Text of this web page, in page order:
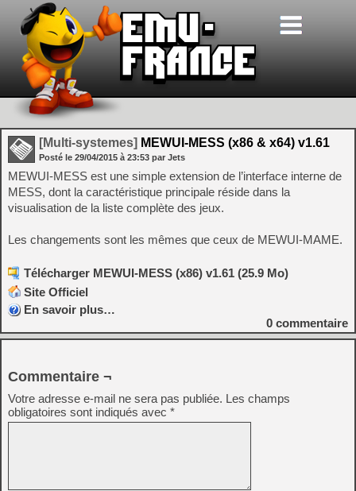
[Multi-systemes] MEWUI-MESS (x86 & x64) v1.61
Posté le 29/04/2015 à 23:53 par Jets
MEWUI-MESS est une simple extension de l’interface interne de
MESS, dont la caractéristique principale réside dans la
visualisation de la liste complète des jeux.
Les changements sont les mêmes que ceux de MEWUI-MAME.
Télécharger MEWUI-MESS (x86) v1.61 (25.9 Mo)
Site Officiel
En savoir plus…
0 commentaire
Commentaire ¬
Votre adresse e-mail ne sera pas publiée. Les champs
obligatoires sont indiqués avec *